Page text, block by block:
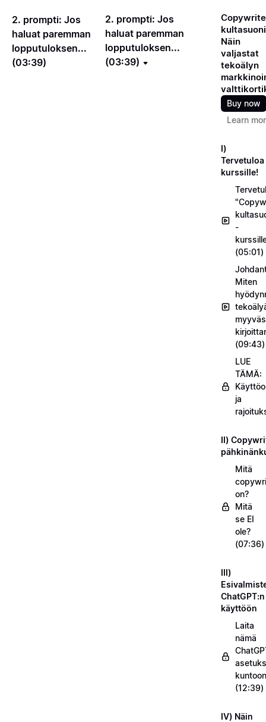
2. prompti: Jos
haluat paremman
lopputuloksen...
(03:39)
2. prompti: Jos
haluat paremman
lopputuloksen...
(03:39)
Näin
valjastat
tekoälyn
Buy now
Learn
I)
Tervetuloa
kurssille!
-
(05:01)
Miten
(09:43)
LUE
TÄMÄ:
ja
II)
Mitä
on?
Mitä
se EI
ole?
(07:36)
III)
ChatGPT:n
käyttöön
Laita
nämä
kuntoon
(12:39)
IV) Näin